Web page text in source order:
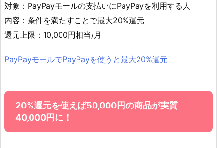
対象：PayPayモールの支払いにPayPayを利用する人
内容：条件を満たすことで最大20%還元
還元上限：10,000円相当/月
PayPayモールでPayPayを使うと最大20%還元
20%還元を使えば50,000円の商品が実質
40,000円に！